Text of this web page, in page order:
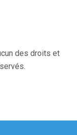
des droits et